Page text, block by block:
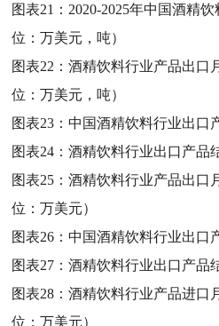
图表21： 2020-2025年中国酒精
位：万美元，吨）
图表22：酒精饮料行业产品出口
位：万美元，吨）
图表23：中国酒精饮料行业出口
图表24：酒精饮料行业出口产品
图表25：酒精饮料行业产品出口
位：万美元）
图表26：中国酒精饮料行业出口
图表27：酒精饮料行业出口产品
图表28：酒精饮料行业产品进口
位：万美元）